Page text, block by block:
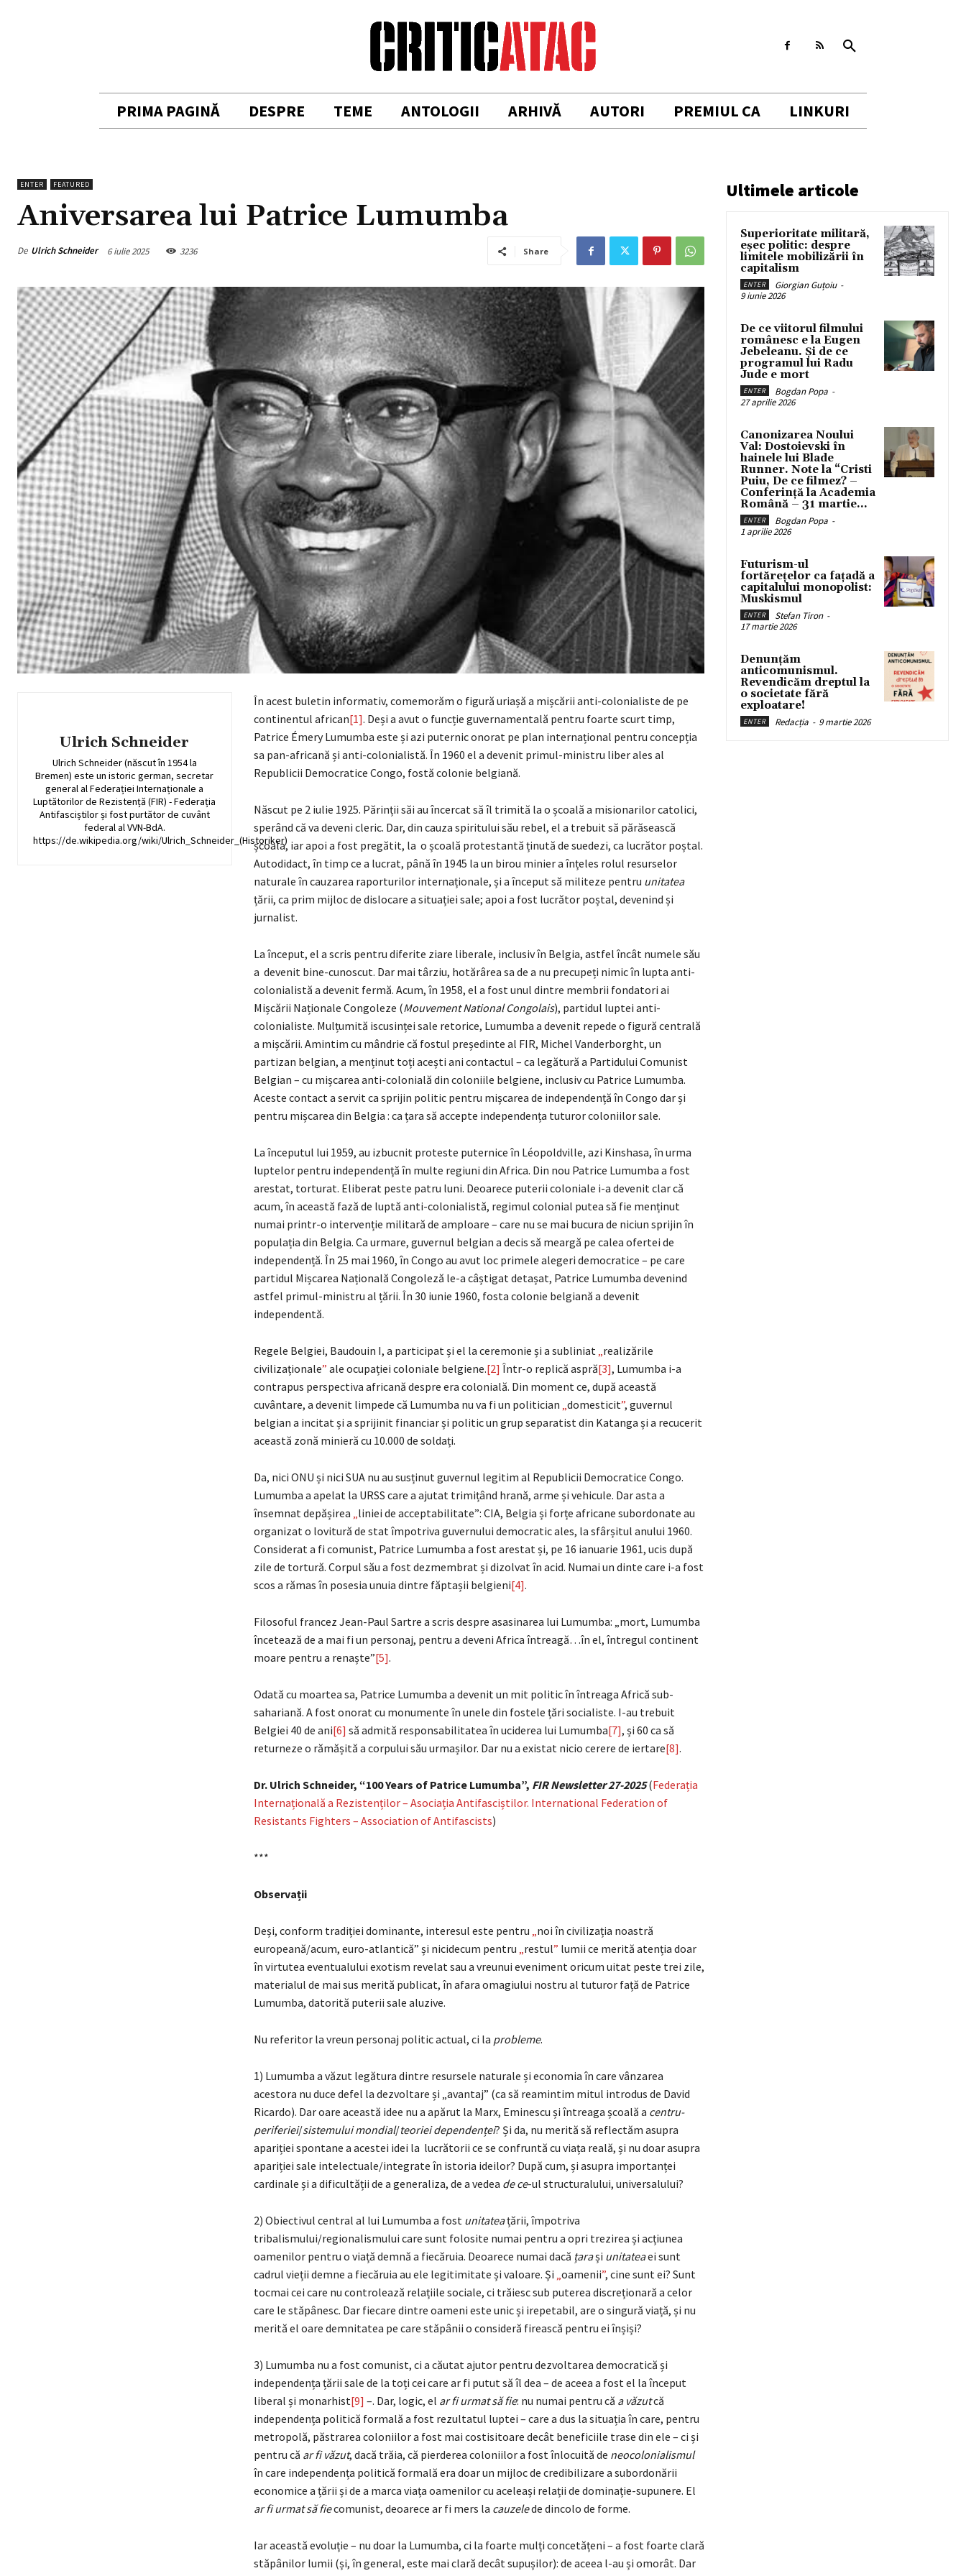
PRIMA PAGINĂ DESPRE TEME ANTOLOGII ARHIVĂ AUTORI PREMIUL CA LINKURI
ENTER FEATURED
Aniversarea lui Patrice Lumumba
De Ulrich Schneider 6 iulie 2025 3236 Share
Ulrich Schneider
Ulrich Schneider (născut în 1954 la
Bremen) este un istoric german, secretar
general al Federației Internaționale a
Luptătorilor de Rezistență (FIR) - Federația
Antifasciștilor și fost purtător de cuvânt
federal al VVN-BdA.
https://de.wikipedia.org/wiki/Ulrich_Schneider_(Historiker)
În acest buletin informativ, comemorăm o figură uriașă a mișcării anti-colonialiste de pe
continentul african[1]. Deși a avut o funcție guvernamentală pentru foarte scurt timp,
Patrice Émery Lumumba este și azi puternic onorat pe plan internațional pentru concepția
sa pan-africană și anti-colonialistă. În 1960 el a devenit primul-ministru liber ales al
Republicii Democratice Congo, fostă colonie belgiană.
Născut pe 2 iulie 1925. Părinții săi au încercat să îl trimită la o școală a misionarilor catolici,
sperând că va deveni cleric. Dar, din cauza spiritului său rebel, el a trebuit să părăsească
școala, iar apoi a fost pregătit, la o școală protestantă ținută de suedezi, ca lucrător poștal.
Autodidact, în timp ce a lucrat, până în 1945 la un birou minier a înțeles rolul resurselor
naturale în cauzarea raporturilor internaționale, și a început să militeze pentru unitatea
țării, ca prim mijloc de dislocare a situației sale; apoi a fost lucrător poștal, devenind și
jurnalist.
La început, el a scris pentru diferite ziare liberale, inclusiv în Belgia, astfel încât numele său
a devenit bine-cunoscut. Dar mai târziu, hotărârea sa de a nu precupeți nimic în lupta anti-
colonialistă a devenit fermă. Acum, în 1958, el a fost unul dintre membrii fondatori ai
Mișcării Naționale Congoleze (Mouvement National Congolais), partidul luptei anti-
colonialiste. Mulțumită iscusinței sale retorice, Lumumba a devenit repede o figură centrală
a mișcării. Amintim cu mândrie că fostul președinte al FIR, Michel Vanderborght, un
partizan belgian, a menținut toți acești ani contactul – ca legătură a Partidului Comunist
Belgian – cu mișcarea anti-colonială din coloniile belgiene, inclusiv cu Patrice Lumumba.
Aceste contact a servit ca sprijin politic pentru mișcarea de independență în Congo dar și
pentru mișcarea din Belgia : ca țara să accepte independența tuturor coloniilor sale.
La începutul lui 1959, au izbucnit proteste puternice în Léopoldville, azi Kinshasa, în urma
luptelor pentru independență în multe regiuni din Africa. Din nou Patrice Lumumba a fost
arestat, torturat. Eliberat peste patru luni. Deoarece puterii coloniale i-a devenit clar că
acum, în această fază de luptă anti-colonialistă, regimul colonial putea să fie menținut
numai printr-o intervenție militară de amploare – care nu se mai bucura de niciun sprijin în
populația din Belgia. Ca urmare, guvernul belgian a decis să meargă pe calea ofertei de
independență. În 25 mai 1960, în Congo au avut loc primele alegeri democratice – pe care
partidul Mișcarea Națională Congoleză le-a câștigat detașat, Patrice Lumumba devenind
astfel primul-ministru al țării. În 30 iunie 1960, fosta colonie belgiană a devenit
independentă.
Regele Belgiei, Baudouin I, a participat și el la ceremonie și a subliniat realizările
civilizaționale” ale ocupației coloniale belgiene.[2] Într-o replică aspră[3], Lumumba i-a
contrapus perspectiva africană despre era colonială. Din moment ce, după această
cuvântare, a devenit limpede că Lumumba nu va fi un politician domesticit”, guvernul
belgian a incitat și a sprijinit financiar și politic un grup separatist din Katanga și a recucerit
această zonă minieră cu 10.000 de soldați.
Da, nici ONU și nici SUA nu au susținut guvernul legitim al Republicii Democratice Congo.
Lumumba a apelat la URSS care a ajutat trimițând hrană, arme și vehicule. Dar asta a
însemnat depășirea liniei de acceptabilitate”: CIA, Belgia și forțe africane subordonate au
organizat o lovitură de stat împotriva guvernului democratic ales, la sfârșitul anului 1960.
Considerat a fi comunist, Patrice Lumumba a fost arestat și, pe 16 ianuarie 1961, ucis după
zile de tortură. Corpul său a fost dezmembrat și dizolvat în acid. Numai un dinte care i-a fost
scos a rămas în posesia unuia dintre făptașii belgieni[4].
Filosoful francez Jean-Paul Sartre a scris despre asasinarea lui Lumumba: „mort, Lumumba
încetează de a mai fi un personaj, pentru a deveni Africa întreagă…în el, întregul continent
moare pentru a renaște”[5].
Odată cu moartea sa, Patrice Lumumba a devenit un mit politic în întreaga Africă sub-
sahariană. A fost onorat cu monumente în unele din fostele țări socialiste. I-au trebuit
Belgiei 40 de ani[6] să admită responsabilitatea în uciderea lui Lumumba[7], și 60 ca să
returneze o rămășită a corpului său urmașilor. Dar nu a existat nicio cerere de iertare[8].
Dr. Ulrich Schneider, “100 Years of Patrice Lumumba”, FIR Newsletter 27-2025(Federația
Internațională a Rezistenților – Asociația Antifasciștilor. International Federation of
Resistants Fighters – Association of Antifascists)
***
Observații
Deși, conform tradiției dominante, interesul este pentru noi în civilizația noastră
europeană/acum, euro-atlantică” și nicidecum pentru restul” lumii ce merită atenția doar
în virtutea eventualului exotism revelat sau a vreunui eveniment oricum uitat peste trei zile,
materialul de mai sus merită publicat, în afara omagiului nostru al tuturor față de Patrice
Lumumba, datorită puterii sale aluzive.
Nu referitor la vreun personaj politic actual, ci la probleme.
1) Lumumba a văzut legătura dintre resursele naturale și economia în care vânzarea
acestora nu duce defel la dezvoltare și „avantaj” (ca să reamintim mitul introdus de David
Ricardo). Dar oare această idee nu a apărut la Marx, Eminescu și întreaga școală a centru-
periferiei/sistemului mondial/teoriei dependenței? Și da, nu merită să reflectăm asupra
apariției spontane a acestei idei la lucrătorii ce se confruntă cu viața reală, și nu doar asupra
apariției sale intelectuale/integrate în istoria ideilor? După cum, și asupra importanței
cardinale și a dificultății de a generaliza, de a vedea de ce-ul structuralului, universalului?
2) Obiectivul central al lui Lumumba a fost unitateațării, împotriva
tribalismului/regionalismului care sunt folosite numai pentru a opri trezirea și acțiunea
oamenilor pentru o viață demnă a fiecăruia. Deoarece numai dacă țarași unitateaei sunt
cadrul vieții demne a fiecăruia au ele legitimitate și valoare. Și oamenii”, cine sunt ei? Sunt
tocmai cei care nu controlează relațiile sociale, ci trăiesc sub puterea discreționară a celor
care le stăpânesc. Dar fiecare dintre oameni este unic și irepetabil, are o singură viață, și nu
merită el oare demnitatea pe care stăpânii o consideră firească pentru ei înșiși?
3) Lumumba nu a fost comunist, ci a căutat ajutor pentru dezvoltarea democratică și
independența țării sale de la toți cei care ar fi putut să îl dea – de aceea a fost el la început
liberal și monarhist[9] –. Dar, logic, el ar fi urmat să fie: nu numai pentru că a văzutcă
independența politică formală a fost rezultatul luptei – care a dus la situația în care, pentru
metropolă, păstrarea coloniilor a fost mai costisitoare decât beneficiile trase din ele – ci și
pentru că ar fi văzut, dacă trăia, că pierderea coloniilor a fost înlocuită de neocolonialismul
în care independența politică formală era doar un mijloc de credibilizare a subordonării
economice a țării și de a marca viața oamenilor cu aceleași relații de dominație-supunere. El
ar fi urmat să fiecomunist, deoarece ar fi mers la cauzelede dincolo de forme.
Iar această evoluție – nu doar la Lumumba, ci la foarte mulți concetățeni – a fost foarte clară
stăpânilor lumii (și, în general, este mai clară decât supușilor): de aceea l-au și omorât. Dar
Ultimele articole
Superioritate militară,
eșec politic: despre
limitele mobilizării în
capitalism
ENTER Giorgian Guțoiu -
9 iunie 2026
De ce viitorul filmului
românesc e la Eugen
Jebeleanu. Și de ce
programul lui Radu
Jude e mort
ENTER Bogdan Popa -
27 aprilie 2026
Canonizarea Noului
Val: Dostoievski în
hainele lui Blade
Runner. Note la “Cristi
Puiu, De ce filmez? –
Conferință la Academia
Română – 31 martie...
ENTER Bogdan Popa -
1 aprilie 2026
Futurism-ul
fortărețelor ca fațadă a
capitalului monopolist:
Muskismul
ENTER Stefan Tiron -
17 martie 2026
Denunțăm
anticomunismul.
Revendicăm dreptul la
o societate fără
exploatare!
ENTER Redacția - 9 martie 2026